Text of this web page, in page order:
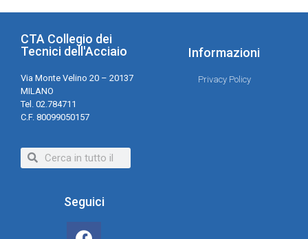
CTA Collegio dei
Tecnici dell'Acciaio
Via Monte Velino 20 – 20137
MILANO
Tel. 02.784711
C.F. 80099050157
Informazioni
Privacy Policy
Seguici